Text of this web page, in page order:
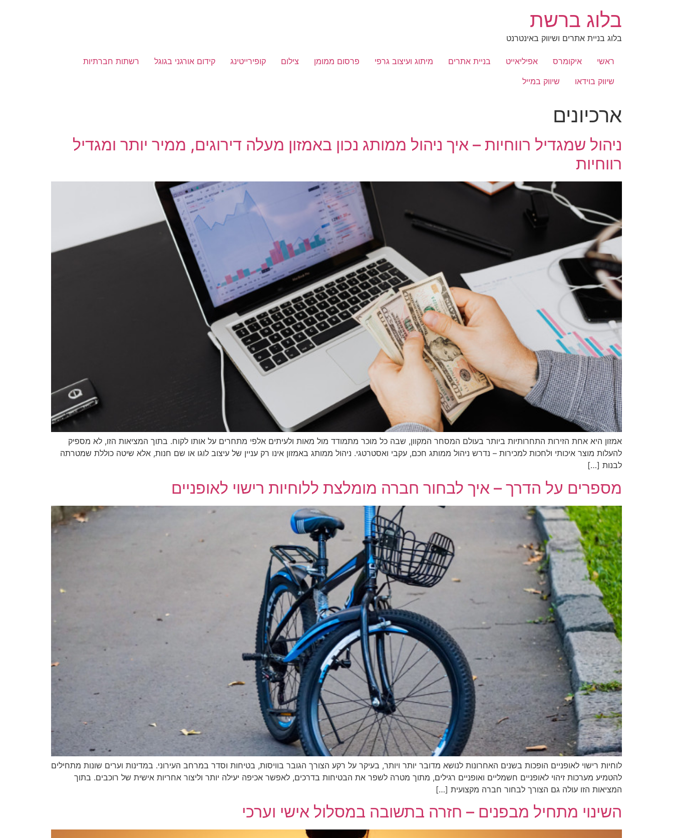
בלוג ברשת
בלוג בניית אתרים ושיווק באינטרנט
ראשי איקומרס אפיליאייט בניית אתרים מיתוג ועיצוב גרפי פרסום ממומן צילום קופירייטינג קידום אורגני בגוגל
רשתות חברתיות
שיווק בוידאו
שיווק במייל
ארכיונים
ניהול שמגדיל רווחיות – איך ניהול ממותג נכון באמזון מעלה דירוגים, ממיר יותר ומגדיל
רווחיות
אמזון היא אחת הזירות התחרותיות ביותר בעולם המסחר המקוון, שבה כל מוכר מתמודד מול מאות ולעיתים אלפי מתחרים על אותו לקוח. בתוך המציאות הזו, לא מספיק
להעלות מוצר איכותי ולחכות למכירות – נדרש ניהול ממותג חכם, עקבי ואסטרטגי. ניהול ממותג באמזון אינו רק עניין של עיצוב לוגו או שם חנות, אלא שיטה כוללת שמטרתה
לבנות […]
מספרים על הדרך – איך לבחור חברה מומלצת ללוחיות רישוי לאופניים
לוחיות רישוי לאופניים הופכות בשנים האחרונות לנושא מדובר יותר ויותר, בעיקר על רקע הצורך הגובר בוויסות, בטיחות וסדר במרחב העירוני. במדינות וערים שונות מתחילים
להטמיע מערכות זיהוי לאופניים חשמליים ואופניים רגילים, מתוך מטרה לשפר את הבטיחות בדרכים, לאפשר אכיפה יעילה יותר וליצור אחריות אישית של רוכבים. בתוך
המציאות הזו עולה גם הצורך לבחור חברה מקצועית […]
השינוי מתחיל מבפנים – חזרה בתשובה במסלול אישי וערכי